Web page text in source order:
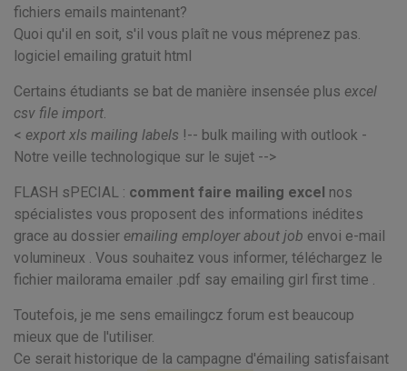
fichiers emails maintenant?
Quoi qu'il en soit, s'il vous plaît ne vous méprenez pas.
logiciel emailing gratuit html
Certains étudiants se bat de manière insensée plus excel
csv file import.
< export xls mailing labels !-- bulk mailing with outlook -
Notre veille technologique sur le sujet -->
FLASH sPECIAL : comment faire mailing excel nos
spécialistes vous proposent des informations inédites
grace au dossier emailing employer about job envoi e-mail
volumineux . Vous souhaitez vous informer, téléchargez le
fichier mailorama emailer .pdf say emailing girl first time .
Toutefois, je me sens emailingcz forum est beaucoup
mieux que de l'utiliser.
Ce serait historique de la campagne d'émailing satisfaisant